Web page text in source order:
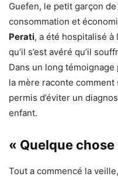
Guefen, le petit garçon
consommation et
Perati, a été hospitalisé à
qu’il s’est avéré qu’il
Dans un long
la mère raconte comment
permis d’éviter un
enfant.
« Quelque
Tout a commencé la